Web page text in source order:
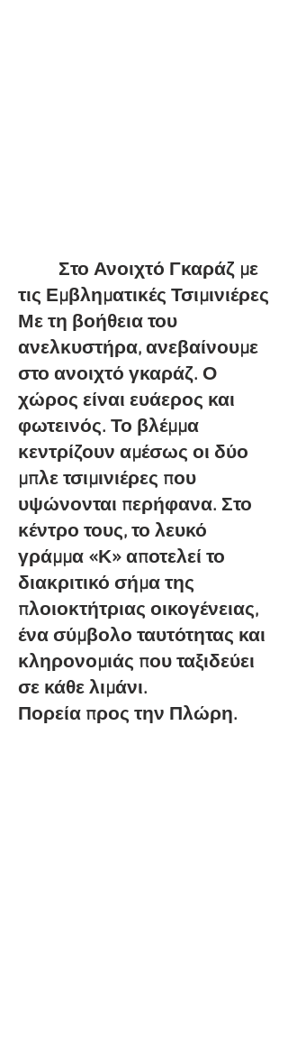
Στο Ανοιχτό Γκαράζ με
τις Εμβληματικές Τσιμινιέρες
Με τη βοήθεια του
ανελκυστήρα, ανεβαίνουμε
στο ανοιχτό γκαράζ. Ο
χώρος είναι ευάερος και
φωτεινός. Το βλέμμα
κεντρίζουν αμέσως οι δύο
μπλε τσιμινιέρες που
υψώνονται περήφανα. Στο
κέντρο τους, το λευκό
γράμμα «Κ» αποτελεί το
διακριτικό σήμα της
πλοιοκτήτριας οικογένειας,
ένα σύμβολο ταυτότητας και
κληρονομιάς που ταξιδεύει
σε κάθε λιμάνι.
Πορεία προς την Πλώρη.